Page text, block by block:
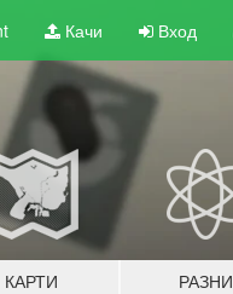
Качи Вход
КАРТИ РАЗНИ